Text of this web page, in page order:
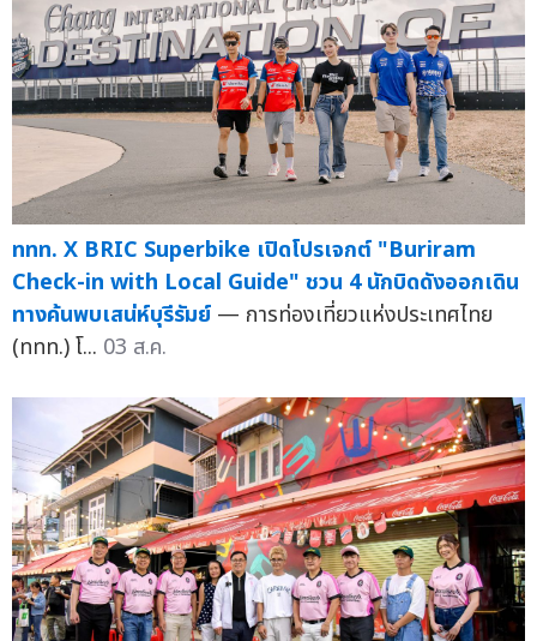
ททท. X BRIC Superbike เปิดโปรเจกต์ "Buriram
Check-in with Local Guide" ชวน 4 นักบิดดังออกเดิน
ทางค้นพบเสน่ห์บุรีรัมย์ — การท่องเที่ยวแห่งประเทศไทย
(ททท.) โ... 03 ส.ค.